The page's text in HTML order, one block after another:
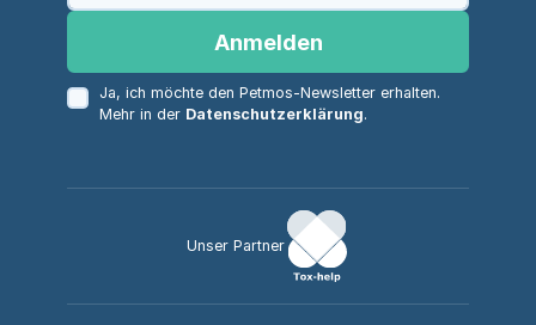
Anmelden
Ja, ich möchte den Petmos-Newsletter erhalten.
Mehr in der Datenschutzerklärung.
Unser Partner